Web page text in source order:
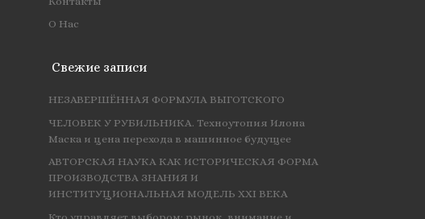
О Нас
Свежие записи
НЕЗАВЕРШЁННАЯ ФОРМУЛА ВЫГОТСКОГО
ЧЕЛОВЕК У РУБИЛЬНИКА. Техноутопия Илона
Маска и цена перехода в машинное будущее
АВТОРСКАЯ НАУКА КАК ИСТОРИЧЕСКАЯ ФОРМА
ПРОИЗВОДСТВА ЗНАНИЯ И
ИНСТИТУЦИОНАЛЬНАЯ МОДЕЛЬ XXI ВЕКА